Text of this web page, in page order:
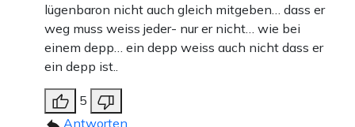
lügenbaron nicht auch gleich mitgeben… dass er
weg muss weiss jeder- nur er nicht… wie bei
einem depp… ein depp weiss auch nicht dass er
ein depp ist..
5
Antworten